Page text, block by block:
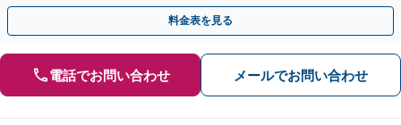
お悩みもご相談ください【夜間・休日面談】【電話相談可】
料金表を見る
電話でお問い合わせ メールでお問い合わせ